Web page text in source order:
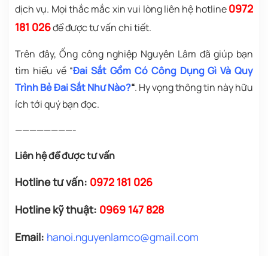
dịch vụ. Mọi thắc mắc xin vui lòng liên hệ hotline0972
181 026để được tư vấn chi tiết.
Trên đây, Ống công nghiệp Nguyên Lâm đã giúp bạn
tìm hiểu về “Đai Sắt Gồm Có Công Dụng Gì Và Quy
Trình Bẻ Đai Sắt Như Nào?“. Hy vọng thông tin này hữu
ích tới quý bạn đọc.
————————-
Liên hệ để được tư vấn
Hotline tư vấn: 0972 181 026
Hotline kỹ thuật: 0969 147 828
Email: hanoi.nguyenlamco@gmail.com